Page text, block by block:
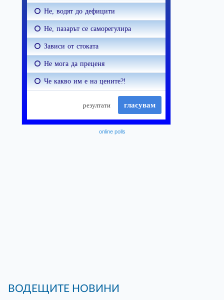
online polls
ВОДЕЩИТЕ НОВИНИ